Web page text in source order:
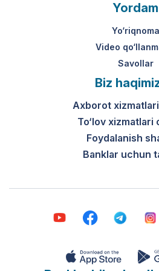
O‘zbekiston
316-son qarori hamda
PQ-410-son qarori.
Ijtimoiy qo‘llab-
markazlari (IQQM)
Bular ilgarigi “Saxovat”
nogironligi bo‘lgan
internat uylari hamda
mehnat faxriylari
Yordam
Yo‘riqnoma
Video
Savollar
Biz
Axborot
To‘lov xizmatlari
Foydalanish
Banklar uchun